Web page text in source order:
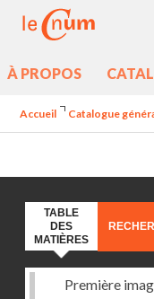
À PROPOS
Accueil Catalogue
TABLE
DES
MATIÈRES
Première